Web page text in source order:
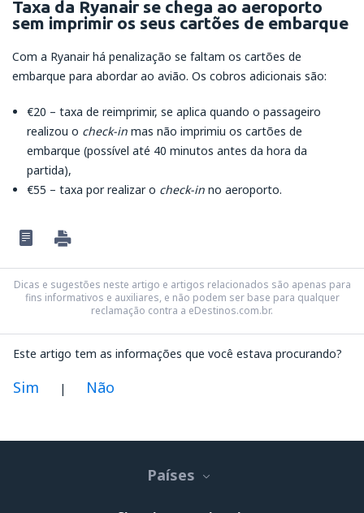
Taxa da Ryanair se chega ao aeroporto
sem imprimir os seus cartões de embarque
Com a Ryanair há penalização se faltam os cartões de
embarque para abordar ao avião. Os cobros adicionais são:
€20 – taxa de reimprimir, se aplica quando o passageiro
realizou o check-in mas não imprimiu os cartões de
embarque (possível até 40 minutos antes da hora da
partida),
€55 – taxa por realizar o check-in no aeroporto.
Dicas e sugestões neste artigo e artigos relacionados são apenas para
fins informativos e auxiliares, e não podem ser base para qualquer
reclamação contra a eDestinos.com.br.
Este artigo tem as informações que você estava procurando?
Sim | Não
Contém informação incorreta
Países